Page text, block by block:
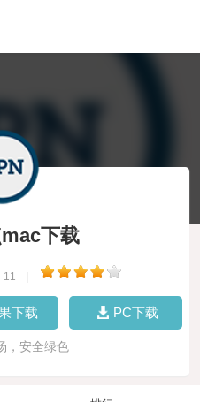
下载
11
下载 PC下载
，安全绿色